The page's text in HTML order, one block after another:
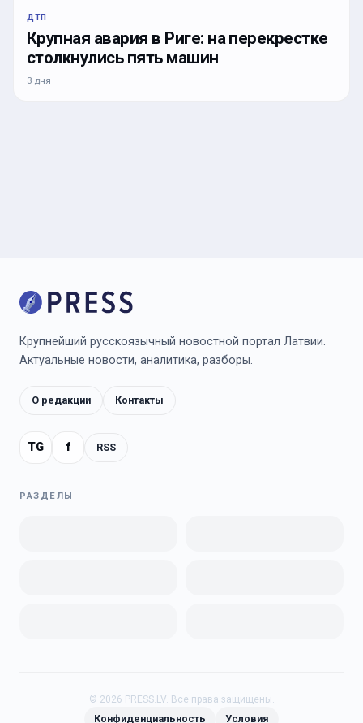
ДТП
Крупная авария в Риге: на перекрестке
столкнулись пять машин
3 дня
Крупнейший русскоязычный новостной портал Латвии.
Актуальные новости, аналитика, разборы.
О редакции Контакты
TG f RSS
РАЗДЕЛЫ
© 2026 PRESS.LV. Все права защищены.
Конфиденциальность Условия